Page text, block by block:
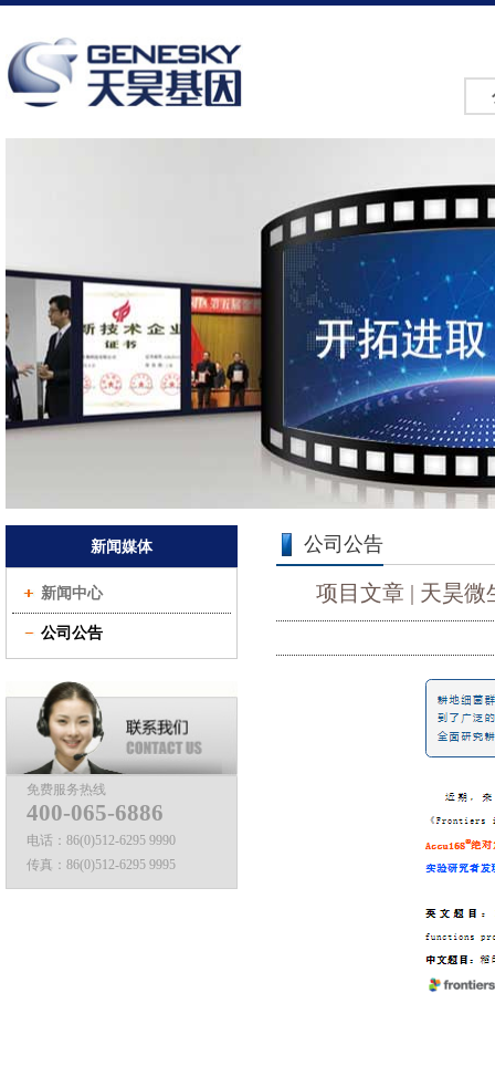
新闻媒体
新闻中心
公司公告
免费服务热线
400-065-6886
电话： 86(0)512-6295 9990
传真： 86(0)512-6295 9995
公司公告
项目文章 | 天昊